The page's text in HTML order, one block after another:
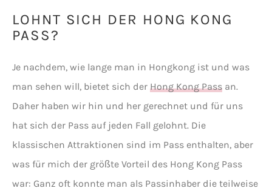
LOHNT SICH DER HONG KONG
PASS?
Je nachdem, wie lange man in Hongkong ist und was
man sehen will, bietet sich der Hong Kong Pass an.
Daher haben wir hin und her gerechnet und für uns
hat sich der Pass auf jeden Fall gelohnt. Die
klassischen Attraktionen sind im Pass enthalten, aber
was für mich der größte Vorteil des Hong Kong Pass
war: Ganz oft konnte man als Passinhaber die teilweise